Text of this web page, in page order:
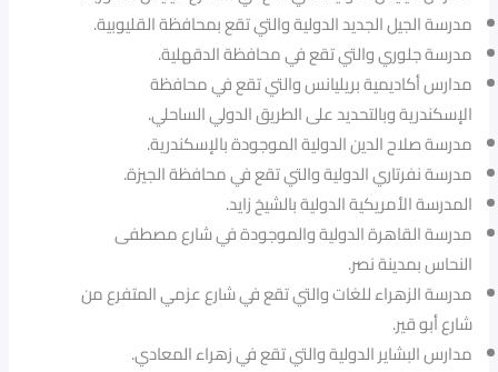
مدرسة الجيل الجديد الدولية والتي تقع بمحافظة القليوبية.
مدرسة جلوري والتي تقع في محافظة الدقهلية.
مدارس أكاديمية بريليانس والتي تقع في محافظة
الإسكندرية وبالتحديد على الطريق الدولي الساحلي.
مدرسة صلاح الدين الدولية الموجودة بالإسكندرية.
مدرسة نفرتاري الدولية والتي تقع في محافظة الجيزة.
المدرسة الأمريكية الدولية بالشيخ زايد.
مدرسة القاهرة الدولية والموجودة في شارع مصطفى
النحاس بمدينة نصر.
مدرسة الزهراء للغات والتي تقع في شارع عزمي المتفرع من
شارع أبو قير.
مدارس البشاير الدولية والتي تقع في زهراء المعادي.